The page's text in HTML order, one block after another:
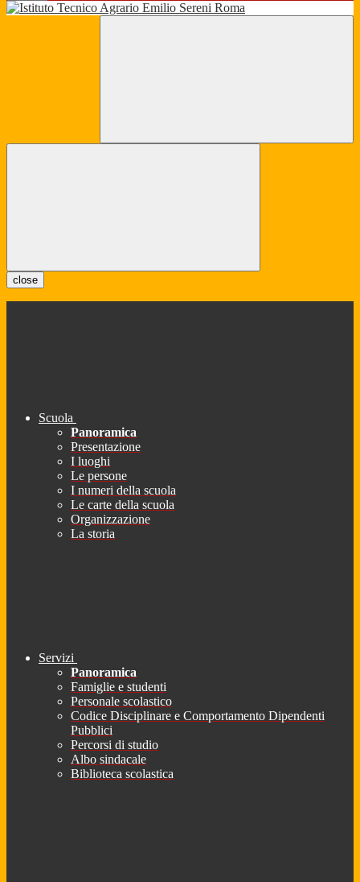
close
Scuola
Panoramica
Presentazione
I luoghi
Le persone
I numeri della scuola
Le carte della scuola
Organizzazione
La storia
Servizi
Panoramica
Famiglie e studenti
Personale scolastico
Codice Disciplinare e Comportamento Dipendenti
Pubblici
Percorsi di studio
Albo sindacale
Biblioteca scolastica